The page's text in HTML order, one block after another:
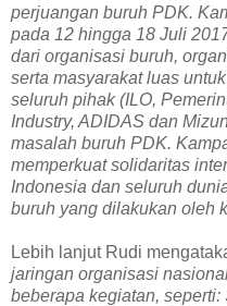
perjuangan buruh PDK.
pada 12 hingga 18 Juli
dari organisasi buruh,
serta masyarakat luas
seluruh pihak (ILO,
Industry, ADIDAS dan
masalah buruh PDK.
memperkuat solidaritas
Indonesia dan seluruh
buruh yang dilakukan oleh
Lebih lanjut Rudi
jaringan organisasi
beberapa kegiatan,